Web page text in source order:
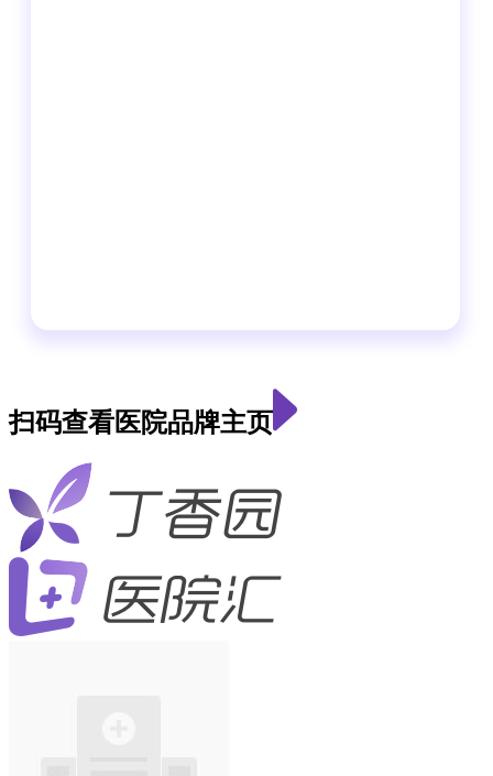
扫码查看医院品牌主页